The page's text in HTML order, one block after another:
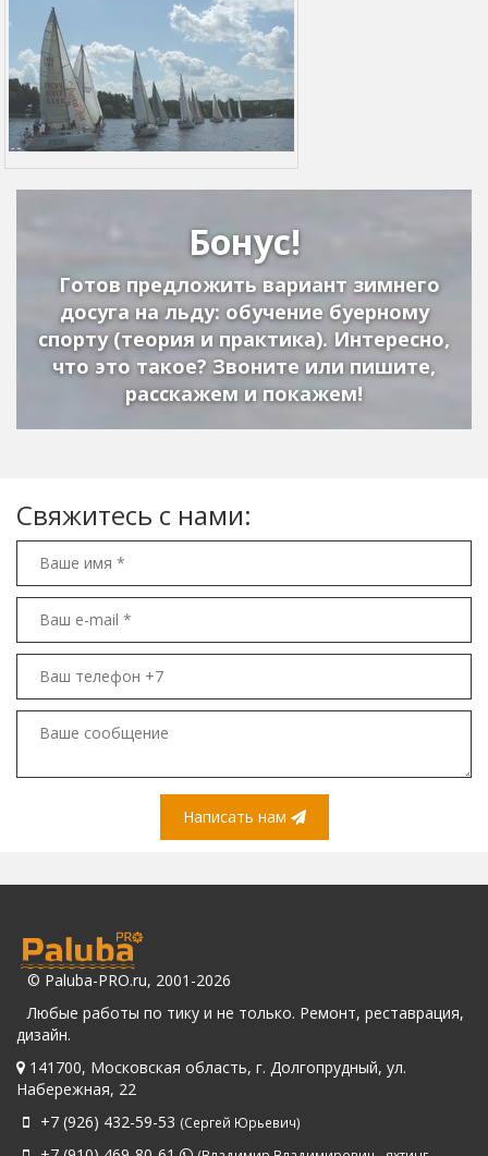
Бонус!
Готов предложить вариант зимнего
досуга на льду: обучение буерному
спорту (теория и практика). Интересно,
что это такое? Звоните или пишите,
расскажем и покажем!
Свяжитесь с нами:
Написать нам
© Paluba-PRO.ru, 2001-2026
Любые работы по тику и не только. Ремонт, реставрация,
дизайн.
141700, Московская область, г. Долгопрудный, ул.
Набережная, 22
+7 (926) 432-59-53 (Сергей Юрьевич)